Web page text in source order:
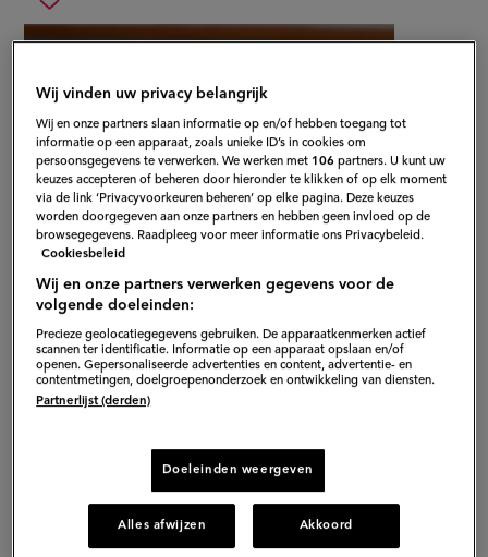
Sla
recept
vegetarische
gevulde
paprika’s
Gepubliceerd op: 16-08-23
Bewerkt op: 13-04-2026
Wij vinden uw privacy belangrijk
Wij en onze partners slaan informatie op en/of hebben toegang tot
informatie op een apparaat, zoals unieke ID’s in cookies om
persoonsgegevens te verwerken. We werken met 106 partners. U kunt uw
keuzes accepteren of beheren door hieronder te klikken of op elk moment
via de link ‘Privacyvoorkeuren beheren’ op elke pagina. Deze keuzes
worden doorgegeven aan onze partners en hebben geen invloed op de
browsegegevens. Raadpleeg voor meer informatie ons Privacybeleid.
Cookiesbeleid
Wij en onze partners verwerken gegevens voor de
volgende doeleinden:
Precieze geolocatiegegevens gebruiken. De apparaatkenmerken actief
scannen ter identificatie. Informatie op een apparaat opslaan en/of
openen. Gepersonaliseerde advertenties en content, advertentie- en
contentmetingen, doelgroepenonderzoek en ontwikkeling van diensten.
Partnerlijst (derden)
Doeleinden weergeven
Alles afwijzen Akkoord